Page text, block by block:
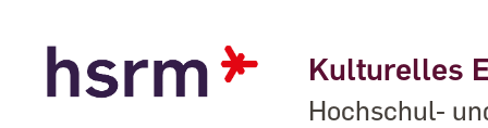
Kulturelles
Hochschul-